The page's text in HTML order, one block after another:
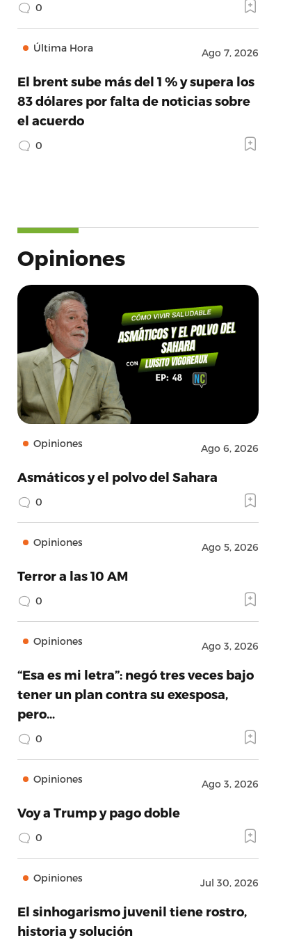
0
Última Hora Ago 7, 2026
El brent sube más del 1 % y supera los
83 dólares por falta de noticias sobre
el acuerdo
0
Opiniones
Opiniones Ago 6, 2026
Asmáticos y el polvo del Sahara
0
Opiniones Ago 5, 2026
Terror a las 10 AM
0
Opiniones Ago 3, 2026
“Esa es mi letra”: negó tres veces bajo
tener un plan contra su exesposa,
pero…
0
Opiniones Ago 3, 2026
Voy a Trump y pago doble
0
Opiniones Jul 30, 2026
El sinhogarismo juvenil tiene rostro,
historia y solución